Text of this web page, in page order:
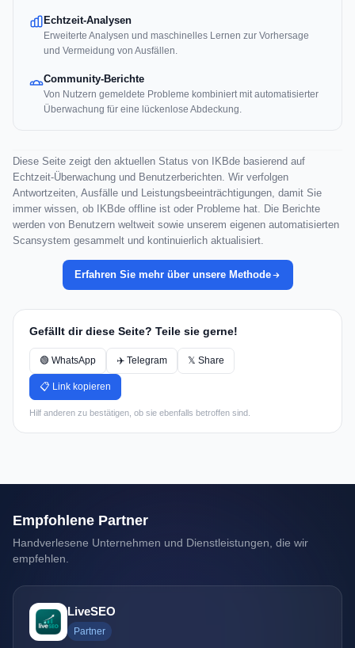
Echtzeit-Analysen
Erweiterte Analysen und maschinelles Lernen zur Vorhersage
und Vermeidung von Ausfällen.
Community-Berichte
Von Nutzern gemeldete Probleme kombiniert mit automatisierter
Überwachung für eine lückenlose Abdeckung.
Diese Seite zeigt den aktuellen Status von IKBde basierend auf
Echtzeit-Überwachung und Benutzerberichten. Wir verfolgen
Antwortzeiten, Ausfälle und Leistungsbeeinträchtigungen, damit Sie
immer wissen, ob IKBde offline ist oder Probleme hat. Die Berichte
werden von Benutzern weltweit sowie unserem eigenen automatisierten
Scansystem gesammelt und kontinuierlich aktualisiert.
Erfahren Sie mehr über unsere Methode
Gefällt dir diese Seite? Teile sie gerne!
🟢 WhatsApp ✈️ Telegram 𝕏 Share
📋 Link kopieren
Hilf anderen zu bestätigen, ob sie ebenfalls betroffen sind.
Empfohlene Partner
Handverlesene Unternehmen und Dienstleistungen, die wir
empfehlen.
LiveSEO
Partner